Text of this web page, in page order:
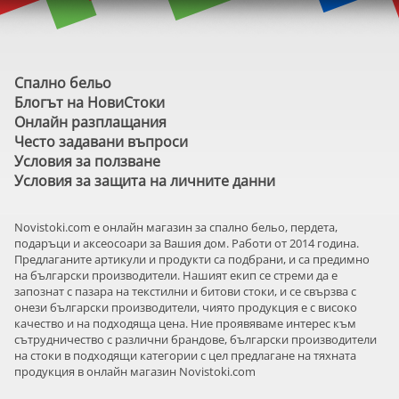
Спално бельо
Блогът на НовиСтоки
Онлайн разплащания
Често задавани въпроси
Условия за ползване
Условия за защита на личните данни
Novistoki.com e онлайн магазин за спално бельо, пердета,
подаръци и аксеосоари за Вашия дом. Работи от 2014 година.
Предлаганите артикули и продукти са подбрани, и са предимно
на български производители. Нашият екип се стреми да е
запознат с пазара на текстилни и битови стоки, и се свързва с
онези български производители, чиято продукция е с високо
качество и на подходяща цена. Ние проявяваме интерес към
сътрудничество с различни брандове, български производители
на стоки в подходящи категории с цел предлагане на тяхната
продукция в онлайн магазин Novistoki.com